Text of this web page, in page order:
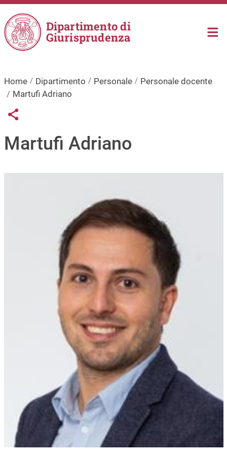
Salta al contenuto principale
Dipartimento di
Giurisprudenza
Home Dipartimento Personale
Personale docente
Martufi Adriano
Links condivisione social
Share button
Martufi Adriano